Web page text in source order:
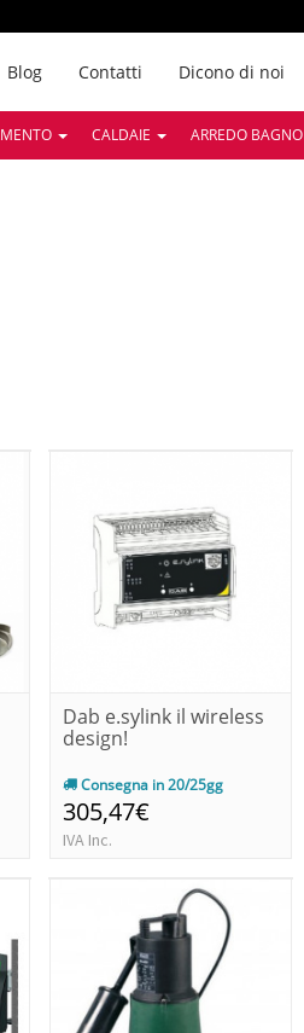
Blog Contatti Dicono di noi
CALDAIE ARREDO BAGNO
Dab e.sylink il wireless
design!
Consegna in 20/25gg
305,47€
IVA Inc.